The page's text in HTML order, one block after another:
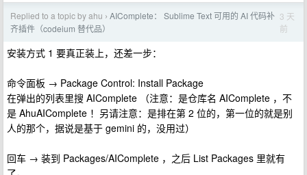
Replied to a topic by ahu › AIComplete： Sublime Text 可用的 AI 代码补
齐插件（codeium 替代品）
3 天
前
安装方式 1 要真正装上，还差一步：
命令面板 → Package Control: Install Package
在弹出的列表里搜 AIComplete （注意：是仓库名 AIComplete ，不
是 AhuAIComplete ！另请注意：是排在第 2 位的，第一位的就是别
人的那个，据说是基于 gemini 的，没用过）
回车 → 装到 Packages/AIComplete ，之后 List Packages 里就有